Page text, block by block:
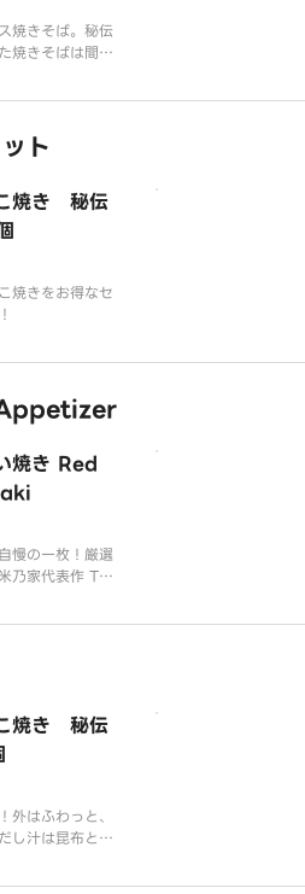
焼きそば。秘伝
焼きそばは間違
ト
焼き 秘伝
焼きをお得なセ
焼き Red
慢の一枚！厳選
乃家代表作 Th
signat
焼き 秘伝
外はふわっと、
し汁は昆布とか
違いなし！